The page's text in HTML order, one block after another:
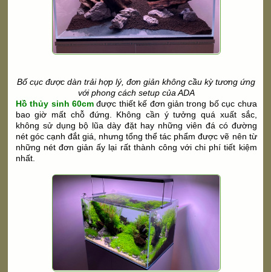
Bố cục được dàn trải hợp lý, đơn giản không cầu kỳ tương ứng
với phong cách setup của ADA
Hồ thủy sinh 60cmđược thiết kế đơn giản trong bố cục chưa
bao giờ mất chỗ đứng. Không cần ý tưởng quá xuất sắc,
không sử dụng bộ lũa dày đặt hay những viên đá có đường
nét góc cạnh đắt giá, nhưng tổng thể tác phẩm được vẽ nên từ
những nét đơn giản ấy lại rất thành công với chi phí tiết kiệm
nhất.